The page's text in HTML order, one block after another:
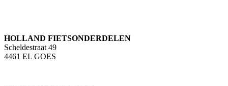
HOLLAND FIETSONDERDELEN
Scheldestraat 49
4461 EL GOES